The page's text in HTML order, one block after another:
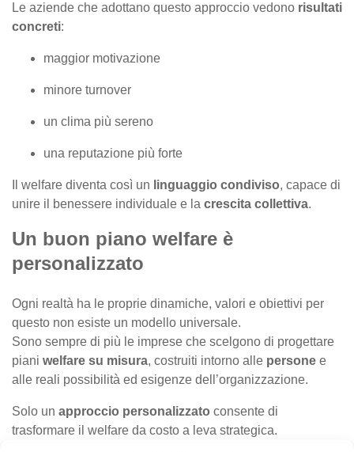
Le aziende che adottano questo approccio vedono risultati
concreti:
maggior motivazione
minore turnover
un clima più sereno
una reputazione più forte
Il welfare diventa così un linguaggio condiviso, capace di
unire il benessere individuale e la crescita collettiva.
Un buon piano welfare è
personalizzato
Ogni realtà ha le proprie dinamiche, valori e obiettivi per
questo non esiste un modello universale.
Sono sempre di più le imprese che scelgono di progettare
piani welfare su misura, costruiti intorno alle persone e
alle reali possibilità ed esigenze dell’organizzazione.
Solo un approccio personalizzato consente di
trasformare il welfare da costo a leva strategica.